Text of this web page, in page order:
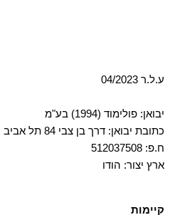
ע.ל.ר 04/2023
יבואן: פולימוד (1994) בע"מ
כתובת יבואן: דרך בן צבי 84 תל אביב
ח.פ: 512037508
ארץ יצור: הודו
קיימות